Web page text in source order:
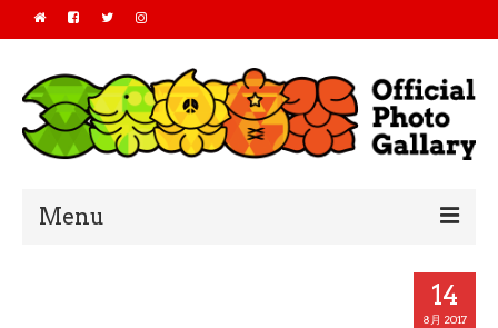
Menu
14
8月 2017